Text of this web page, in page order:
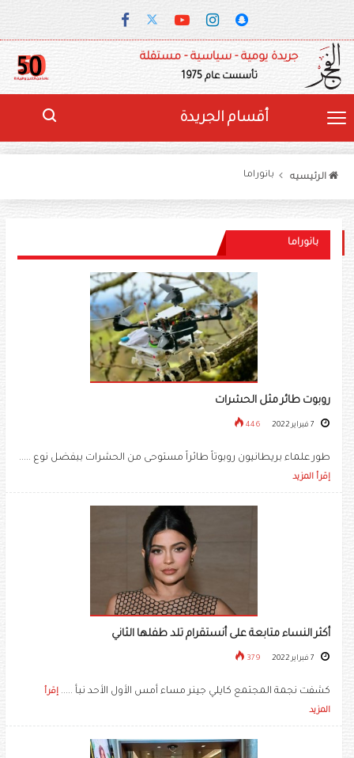
جريدة يومية - سياسية - مستقلة
تأسست عام 1975
أقسام الجريدة
الرئيسيه بانوراما
بانوراما
روبوت طائر مثل الحشرات
446
طور علماء بريطانيون روبوتاً طائراً مستوحى من الحشرات ببفضل نوع .....
إقرأ المزيد
أكثر النساء متابعة على أنستقرام تلد طفلها الثاني
379
كشفت نجمة المجتمع كايلي جينر مساء أمس الأول الأحد نبأ ..... إقرأ
المزيد